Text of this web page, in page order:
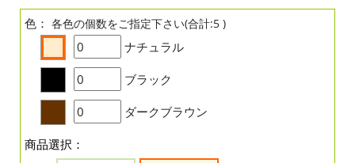
色： 各色の個数をご指定下さい(合計:5 )
ナチュラル
ブラック
ダークブラウン
商品選択：